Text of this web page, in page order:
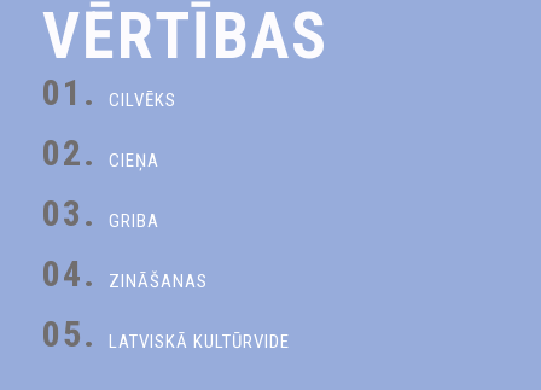
VĒRTĪBAS
01. CILVĒKS
02. CIEŅA
03. GRIBA
04. ZINĀŠANAS
05. LATVISKĀ KULTŪRVIDE